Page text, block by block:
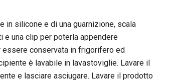
in silicone e di una guarnizione, scala
e una clip per poterla appendere
essere conservata in frigorifero ed
è lavabile in lavastoviglie. Lavare il
e lasciare asciugare. Lavare il prodotto